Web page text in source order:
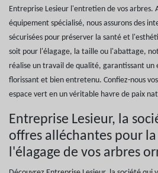
Entreprise Lesieur l'entretien de vos
équipement spécialisé, nous assurons des
sécurisées pour préserver la santé et
soit pour l'élagage, la taille ou l'abattage,
réalise un travail de qualité, garantissant
florissant et bien entretenu. Confiez-nous
espace vert en un véritable havre de paix
Entreprise Lesieur, la
offres alléchantes pour
l'élagage de vos arbres